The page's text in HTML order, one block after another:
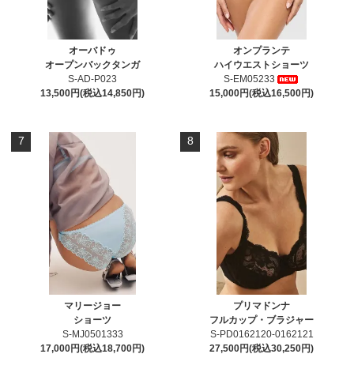
オーバドゥ
オープンバックタンガ
S-AD-P023
13,500円(税込14,850円)
オンプランテ
ハイウエストショーツ
S-EM05233
15,000円(税込16,500円)
7
マリージョー
ショーツ
S-MJ0501333
17,000円(税込18,700円)
8
プリマドンナ
フルカップ・ブラジャー
S-PD0162120-0162121
27,500円(税込30,250円)